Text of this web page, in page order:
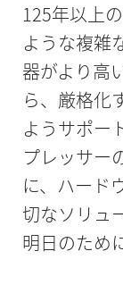
125年以上
ような複雑
器がより高
ら、厳格化
ようサポー
プレッサー
に、ハード
切なソリュ
明日のため